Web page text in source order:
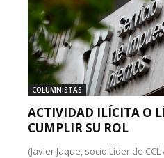
COLUMNISTAS
ACTIVIDAD ILÍCITA O
CUMPLIR SU ROL
(Javier Jaque, socio Líder de